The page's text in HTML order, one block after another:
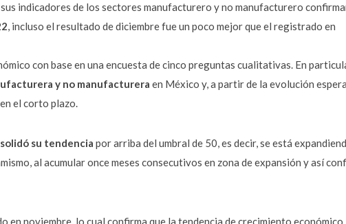
indicadores de los sectores manufacturero y no manufacturero
, incluso el resultado de diciembre fue un poco mejor que el registrado en
con base en una encuesta de cinco preguntas cualitativas. En
y no manufacturera en México y, a partir de la evolución
el corto plazo.
su tendencia por arriba del umbral de 50, es decir, se está
al acumular once meses consecutivos en zona de expansión y así
noviembre, lo cual confirma que la tendencia de crecimiento económico